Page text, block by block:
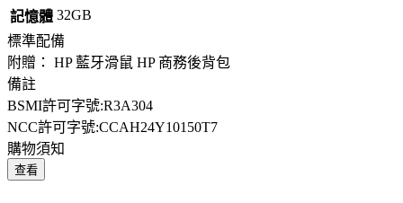
記憶體 32GB
標準配備
附贈： HP 藍牙滑鼠 HP 商務後背包
備註
BSMI許可字號:R3A304
NCC許可字號:CCAH24Y10150T7
購物須知
查看